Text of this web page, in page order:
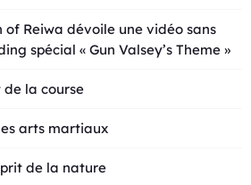
of Reiwa dévoile une vidéo sans
spécial « Gun Valsey’s Theme »
de la course
arts martiaux
de la nature